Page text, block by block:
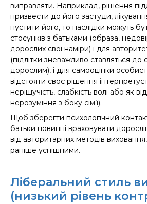
виправляти. Наприклад, рішення
призвести до його застуди,
пустити його, то наслідки можуть
стосунків з батьками (образа,
дорослих свої наміри) і для
(підлітки зневажливо ставляться до
дорослим), і для самооцінки
відстояти своє рішення
нерішучість, слабкість волі або як
нерозуміння з боку сім’ї).
Щоб зберегти психологічний
батьки повинні враховувати
від авторитарних методів
раніше успішними.
Ліберальний стиль
(низький рівень